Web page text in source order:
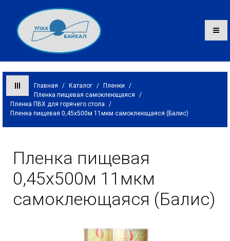
Каталог
Оплата и доставка
Контакты
Главная / Каталог / Пленки
/
Пленка пищевая самоклеющаяся
/
Пленка ПВХ для горячего стола
/
Пленка пищевая 0,45х500м 11мкм самоклеющаяся (Балис)
Пленка пищевая
0,45х500м 11мкм
самоклеющаяся (Балис)